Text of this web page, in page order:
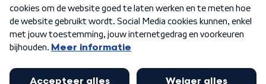
Algemene voorwaarden